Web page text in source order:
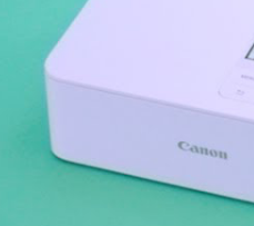
こちら
詳細はこちら